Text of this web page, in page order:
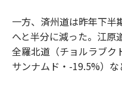
一方、済州道は昨年下
へと半分に減った。江原
全羅北道（チョルラブク
サンナムド・-19.5%）な